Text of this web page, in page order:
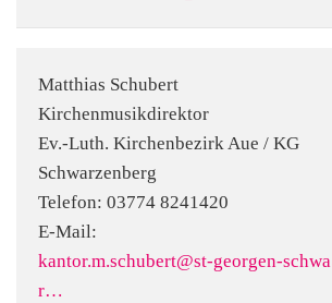
Matthias Schubert
Kirchenmusikdirektor
Ev.-Luth. Kirchenbezirk Aue / KG
Schwarzenberg
Telefon: 03774 8241420
E-Mail:
kantor.m.schubert@st-georgen-schwa
r…